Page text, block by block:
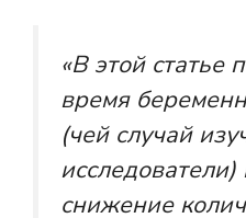
«В этой статье
время
(чей случай
снижение